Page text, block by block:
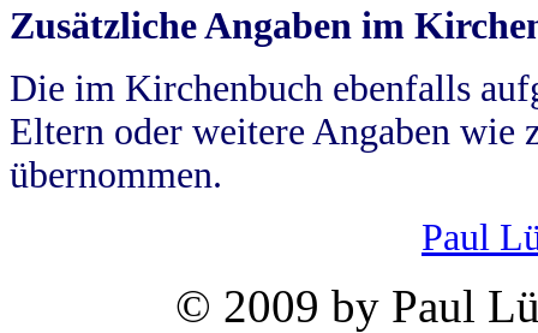
Zusätzliche Angaben im
Die im Kirchenbuch ebenfalls
Eltern oder weitere Angaben wie
übernommen.
Paul
© 2009 by Paul